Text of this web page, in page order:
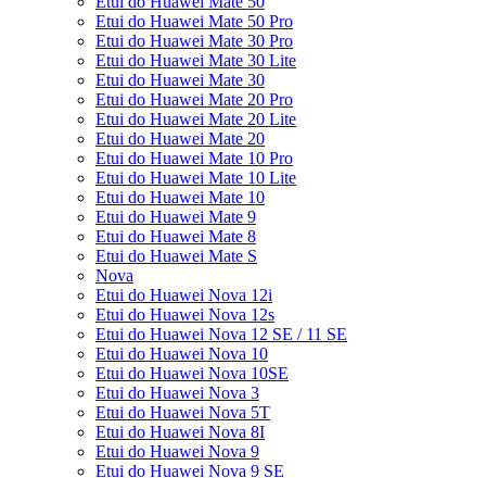
Etui do Huawei Mate 50 Pro
Etui do Huawei Mate 30 Pro
Etui do Huawei Mate 30 Lite
Etui do Huawei Mate 30
Etui do Huawei Mate 20 Pro
Etui do Huawei Mate 20 Lite
Etui do Huawei Mate 20
Etui do Huawei Mate 10 Pro
Etui do Huawei Mate 10 Lite
Etui do Huawei Mate 10
Etui do Huawei Mate 9
Etui do Huawei Mate 8
Etui do Huawei Mate S
Nova
Etui do Huawei Nova 12i
Etui do Huawei Nova 12s
Etui do Huawei Nova 12 SE / 11 SE
Etui do Huawei Nova 10
Etui do Huawei Nova 10SE
Etui do Huawei Nova 3
Etui do Huawei Nova 5T
Etui do Huawei Nova 8I
Etui do Huawei Nova 9
Etui do Huawei Nova 9 SE